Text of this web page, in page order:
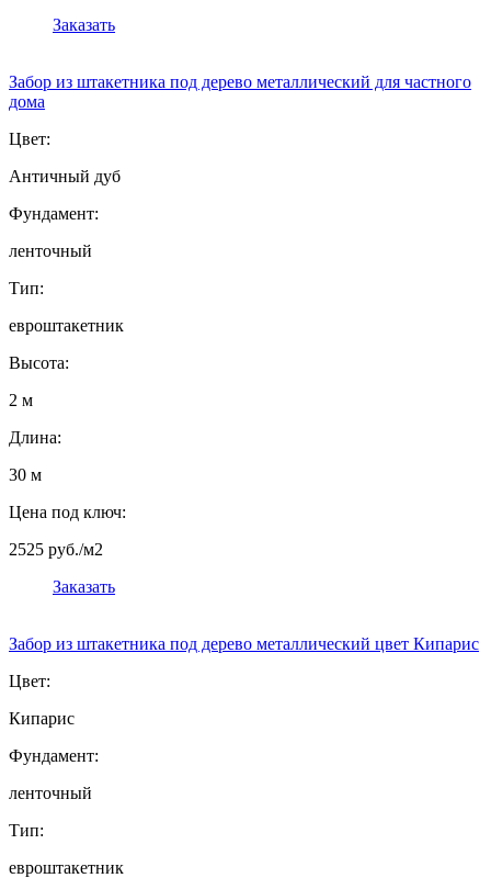
Заказать
Забор из штакетника под дерево металлический для частного
дома
Цвет:
Античный дуб
Фундамент:
ленточный
Тип:
евроштакетник
Высота:
2 м
Длина:
30 м
Цена под ключ:
2525 руб./м2
Заказать
Забор из штакетника под дерево металлический цвет Кипарис
Цвет:
Кипарис
Фундамент:
ленточный
Тип:
евроштакетник